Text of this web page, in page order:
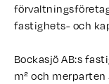
fastighets- och
Bockasjö AB:s
m² och